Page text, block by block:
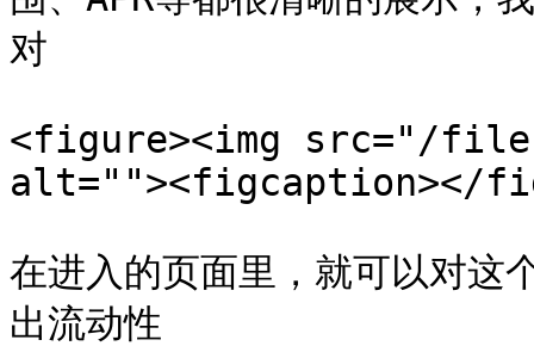
对
<figure><img src="/files/
alt=""><figcaption></
在进入的页面里，就可以对这
出流动性